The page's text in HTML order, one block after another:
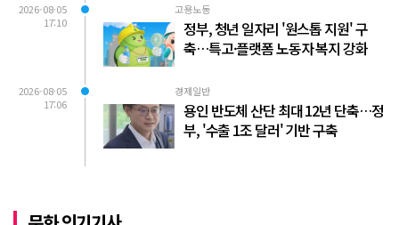
2026-08-05
17:10
고용노동
정부, 청년 일자리 '원스톱 지원' 구
축…특고·플랫폼 노동자 복지 강화
2026-08-05
17:06
경제일반
용인 반도체 산단 최대 12년 단축…정
부, '수출 1조 달러' 기반 구축